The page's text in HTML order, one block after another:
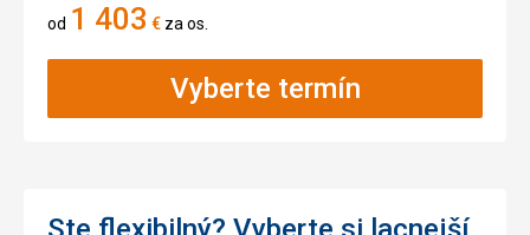
od 1 403 € za os.
Vyberte termín